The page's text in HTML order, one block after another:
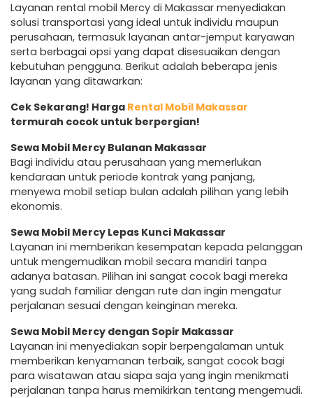
Layanan rental mobil Mercy di Makassar menyediakan
solusi transportasi yang ideal untuk individu maupun
perusahaan, termasuk layanan antar-jemput karyawan
serta berbagai opsi yang dapat disesuaikan dengan
kebutuhan pengguna. Berikut adalah beberapa jenis
layanan yang ditawarkan:
Cek Sekarang! Harga Rental Mobil Makassar
termurah cocok untuk berpergian!
Sewa Mobil Mercy Bulanan Makassar
Bagi individu atau perusahaan yang memerlukan
kendaraan untuk periode kontrak yang panjang,
menyewa mobil setiap bulan adalah pilihan yang lebih
ekonomis.
Sewa Mobil Mercy Lepas Kunci Makassar
Layanan ini memberikan kesempatan kepada pelanggan
untuk mengemudikan mobil secara mandiri tanpa
adanya batasan. Pilihan ini sangat cocok bagi mereka
yang sudah familiar dengan rute dan ingin mengatur
perjalanan sesuai dengan keinginan mereka.
Sewa Mobil Mercy dengan Sopir Makassar
Layanan ini menyediakan sopir berpengalaman untuk
memberikan kenyamanan terbaik, sangat cocok bagi
para wisatawan atau siapa saja yang ingin menikmati
perjalanan tanpa harus memikirkan tentang mengemudi.